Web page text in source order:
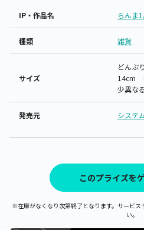
IP・作品名 らんま
種類 雑貨
サイズ
どんぶ
14cm
少異な
発売元 システ
このプライズを
※在庫がなくなり次第終了となります。サービ
い。